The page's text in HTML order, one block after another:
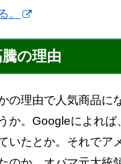
。
の理由
の理由で人気商品に
か。Googleによれば
いたとか。それでア